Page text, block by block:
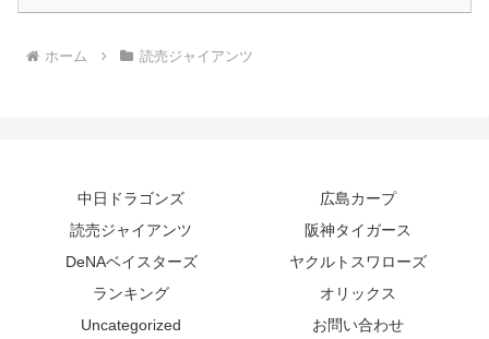
ホーム 読売ジャイアンツ
中日ドラゴンズ
広島カープ
読売ジャイアンツ
阪神タイガース
DeNAベイスターズ
ヤクルトスワローズ
ランキング
オリックス
Uncategorized
お問い合わせ